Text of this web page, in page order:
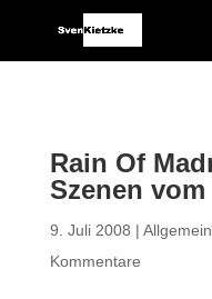
Rain Of
Szenen vom
9. Juli 2008 |
Kommentare